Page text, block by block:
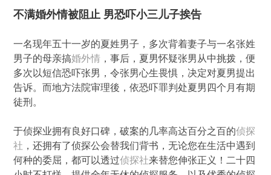
不满婚外情被阻止 男恐吓小三儿子挨告
一名现年五十一岁的夏姓男子，多次背着妻子与一名张姓
男子的母亲搞婚外情 ，事后，夏男怀疑张男从中挑拨，便
多次以短信恐吓张男，令张男心生畏惧，决定对夏男提出
告诉。而地方法院审理後，依恐吓罪判处夏男四个月有期
徒刑。
于侦探业拥有良好口碑，破案的几率高达百分之百的侦探
社 ，还拥有了侦探公会替我们背书，无论您在生活中遇到
何种的委屈，都可以透过侦探社来替您伸张正义！二十四